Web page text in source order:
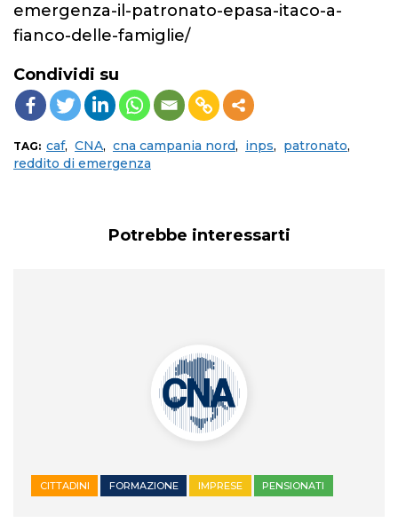
emergenza-il-patronato-epasa-itaco-a-
fianco-delle-famiglie/
Condividi su
TAG: caf, CNA, cna campania nord, inps, patronato,
reddito di emergenza
Potrebbe interessarti
CITTADINI FORMAZIONE IMPRESE PENSIONATI